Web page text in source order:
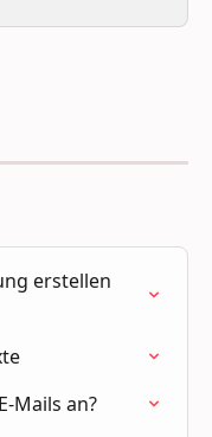
erstellen
Mails an?